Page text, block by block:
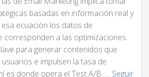
basadas en información real y
esa ecuación los datos de
corresponden a las optimizaciones
para generar contenidos que
e impulsen la tasa de
es donde opera el Test A/B. … Seguir